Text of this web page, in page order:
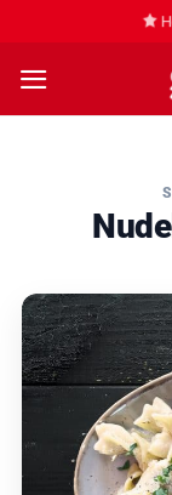
springen